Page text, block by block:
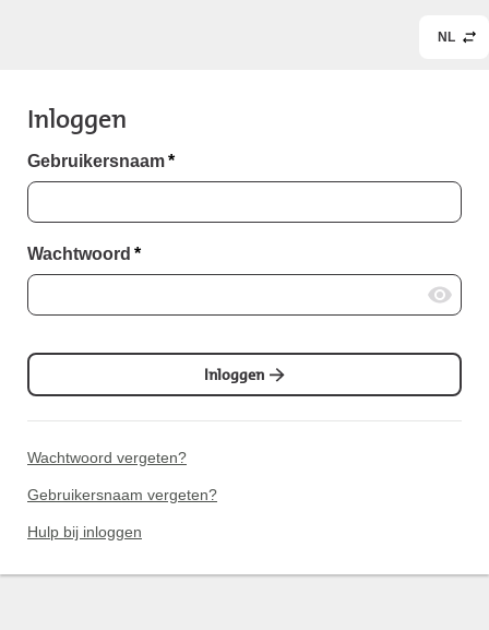
NL
Inloggen
Gebruikersnaam*
Wachtwoord *
Inloggen
Wachtwoord vergeten?
Gebruikersnaam vergeten?
Hulp bij inloggen